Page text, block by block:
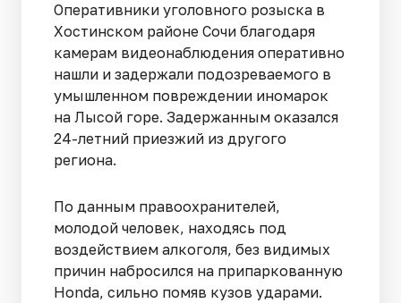
Оперативники уголовного розыска в
Хостинском районе Сочи благодаря
камерам видеонаблюдения оперативно
нашли и задержали подозреваемого в
умышленном повреждении иномарок
на Лысой горе. Задержанным оказался
24-летний приезжий из другого
региона.
По данным правоохранителей,
молодой человек, находясь под
воздействием алкоголя, без видимых
причин набросился на припаркованную
Honda, сильно помяв кузов ударами.